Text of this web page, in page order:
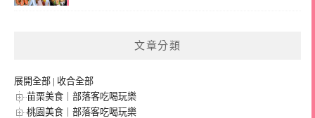
文章分類
展開全部 | 收合全部
苗栗美食｜部落客吃喝玩樂
桃園美食｜部落客吃喝玩樂